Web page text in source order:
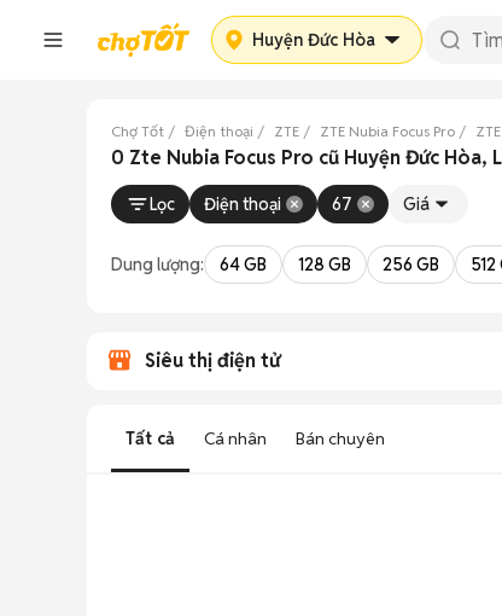
Huyện Đức Hòa
Chợ Tốt Điện thoại ZTE ZTE Nubia Focus Pro
0 Zte Nubia Focus Pro cũ Huyện Đức Hòa,
Lọc Điện thoại 67 Giá
Dung lượng: 64 GB 128 GB 256 GB 512
Siêu thị điện tử
Tất cả Cá nhân Bán chuyên